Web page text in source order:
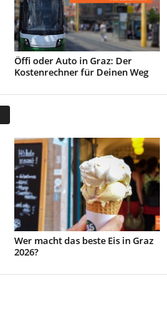
Öffi oder Auto in Graz: Der
Kostenrechner für Deinen Weg
Wer macht das beste Eis in Graz
2026?